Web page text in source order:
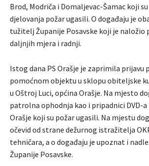
Brod, Modriča i Domaljevac-Šamac koji
djelovanja požar ugasili. O događaju je
tužitelj Županije Posavske koji je naložio
daljnjih mjera i radnji.
Istog dana PS Orašje je zaprimila prijavu
pomoćnom objektu u sklopu obiteljske
u Oštroj Luci, općina Orašje. Na mjesto
patrolna ophodnja kao i pripadnici DVD-a
Orašje koji su požar ugasili. Na mjestu
očevid od strane dežurnog istražitelja
tehničara, a o događaju je upoznat i
Županije Posavske.